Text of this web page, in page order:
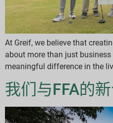
At Greif, we believe that
about more than just
meaningful difference in the
我们与FFA的